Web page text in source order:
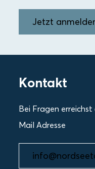
Jetzt
Kontakt
Bei Fragen
Mail Adresse